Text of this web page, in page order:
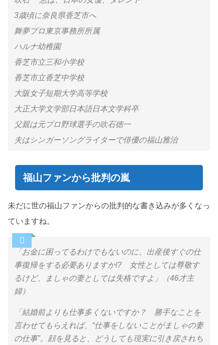
3歳頃に奈良県香芝市へ
舞夢プロ東京事務所所属
ハルナ幼稚園
香芝市立三和小学校
香芝市立香芝中学校
大阪女子短期大学高等学校
大正大学文学部日本語日本文学科卒
父親は元プロ野球選手の吹石徳一
夫はシンガーソングライターで俳優の福山雅治
福山ファンから批判の嵐
未だに世の福山ファンからの批判的な書き込みが多くなっ
ていますね。
「お金に困ってるわけでもないのに、出産後すぐの仕
事復帰をする必要ありますか!? 女性としては尊敬す
るけど、ましゃの妻としては失格ですよ」（46才主
婦）
「結婚前よりも仕事多くないですか？ 勝手なことを
言わせてもらえれば、“仕事をしないことがましゃの妻
の仕事”。顔を見ると、どうしても現実に引き戻されち